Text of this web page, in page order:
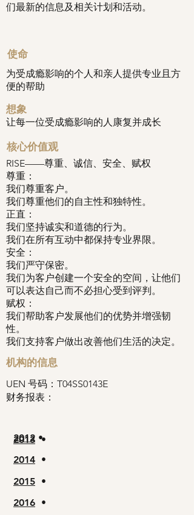
们最新的信息及相关计划和活动。
使命
为受成瘾影响的个人和亲人提供专业且方
便的帮助
想象
让每一位受成瘾影响的人康复并成长
核心价值观
RISE——尊重、诚信、安全、赋权
尊重：
我们尊重客户。
我们尊重他们的自主性和独特性。
正直：
我们坚持诚实和道德的行为。
我们在所有互动中都保持专业界限。
安全：
我们严守保密。
我们为客户创建一个安全的空间，让他们
可以表达自己而不必担心受到评判。
赋权：
我们帮助客户发展他们的优势并增强韧
性。
我们支持客户做出改善他们生活的决定。
机构的信息
UEN 号码：T04SS0143E
财务报表：
2012 •
2013 •
2014 •
2015 •
2016 •